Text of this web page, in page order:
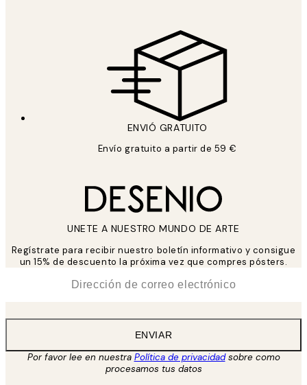
ENVIÓ GRATUITO
Envío gratuito a partir de 59 €
UNETE A NUESTRO MUNDO DE ARTE
Regístrate para recibir nuestro boletín informativo y consigue
un 15% de descuento la próxima vez que compres pósters.
ENVIAR
Por favor lee en nuestra Política de privacidadsobre como
procesamos tus datos